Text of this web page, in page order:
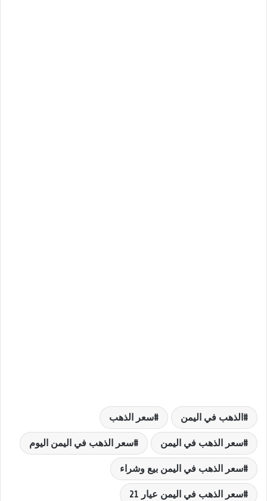
الذهب في اليمن سعر الذهب
سعر الذهب في اليمن سعر الذهب في اليمن اليوم
سعر الذهب في اليمن بيع وشراء
سعر الذهب في اليمن عيار 21